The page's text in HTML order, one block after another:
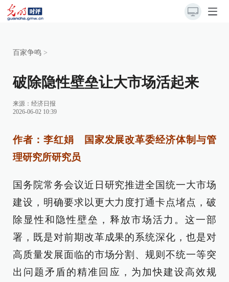
百家争鸣 >
破除隐性壁垒让大市场活起来
来源： 经济日报
2026-06-02 10:39
作者：李红娟 国家发展改革委经济体制与管
理研究所研究员
国务院常务会议近日研究推进全国统一大市场
建设，明确要求以更大力度打通卡点堵点，破
除显性和隐性壁垒，释放市场活力。这一部
署，既是对前期改革成果的系统深化，也是对
高质量发展面临的市场分割、规则不统一等突
出问题矛盾的精准回应，为加快建设高效规